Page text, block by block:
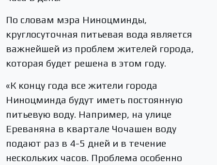
По словам мэра Ниноцминды,
круглосуточная питьевая вода является
важнейшей из проблем жителей города,
которая будет решена в этом году.
«К концу года все жители города
Ниноцминда будут иметь постоянную
питьевую воду. Например, на улице
Ереваняна в квартале Чочашен воду
подают раз в 4-5 дней и в течение
нескольких часов. Проблема особенно